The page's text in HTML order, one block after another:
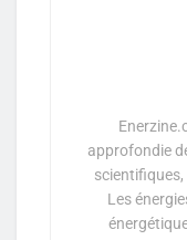
approfondie
Les